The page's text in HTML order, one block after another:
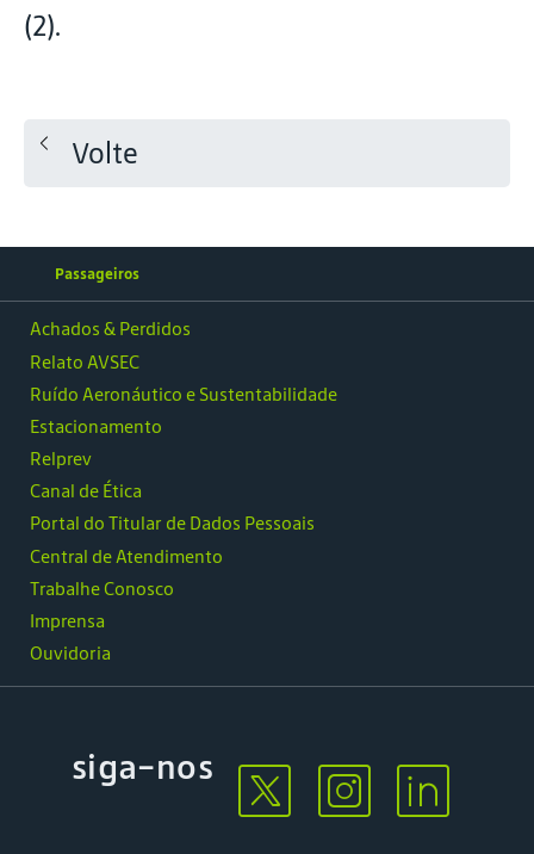
(2).
Volte
Passageiros
Ouvidoria
Achados & Perdidos
Relato AVSEC
Ruído Aeronáutico e Sustentabilidade
Estacionamento
Relprev
Canal de Ética
Portal do Titular de Dados Pessoais
Central de Atendimento
Trabalhe Conosco
Imprensa
siga-nos